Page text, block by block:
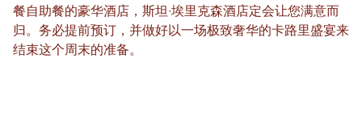
餐自助餐的豪华酒店，斯坦·埃里克森酒店定会让您满意而
归。务必提前预订，并做好以一场极致奢华的卡路里盛宴来
结束这个周末的准备。